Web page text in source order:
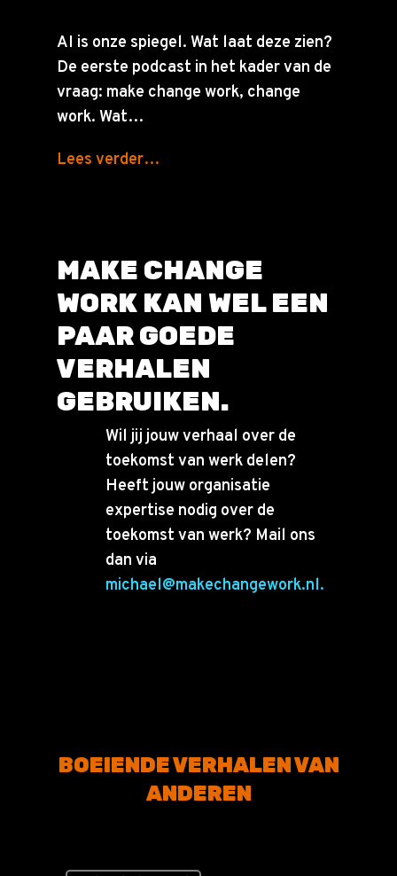
AI is onze spiegel. Wat laat deze zien?
De eerste podcast in het kader van de
vraag: make change work, change
work. Wat…
Lees verder…
MAKE CHANGE
WORK KAN WEL EEN
PAAR GOEDE
VERHALEN
GEBRUIKEN.
Wil jij jouw verhaal over de
toekomst van werk delen?
Heeft jouw organisatie
expertise nodig over de
toekomst van werk? Mail ons
dan via
michael@makechangework.nl.
BOEIENDE VERHALEN VAN
ANDEREN
Over ons